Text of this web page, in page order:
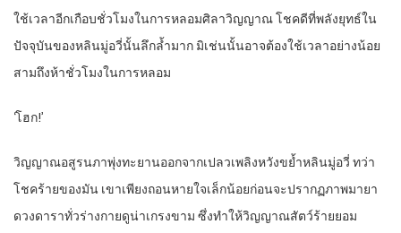
ใช้เวลาอีกเกือบชั่วโมงในการหลอมศิลาวิญญาณ โชคดีที่พลังยุทธ์ใน
ปัจจุบันของหลินมู่อวี่นั้นลึกล้ำมาก มิเช่นนั้นอาจต้องใช้เวลาอย่างน้อย
สามถึงห้าชั่วโมงในการหลอม
‘โฮก!’
วิญญาณอสูรนภาพุ่งทะยานออกจากเปลวเพลิงหวังขย้ำหลินมู่อวี่ ทว่า
โชคร้ายของมัน เขาเพียงถอนหายใจเล็กน้อยก่อนจะปรากฏภาพมายา
ดวงดาราทั่วร่างกายดูน่าเกรงขาม ซึ่งทำให้วิญญาณสัตว์ร้ายยอม